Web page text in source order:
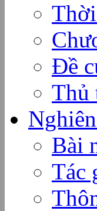
Đề
Thủ
Bài
Tác